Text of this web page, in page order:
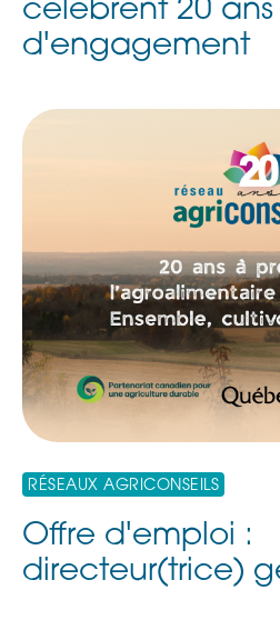
célèbrent 20 ans
d'engagement
RÉSEAUX AGRICONSEILS
Offre d'emploi :
directeur(trice)